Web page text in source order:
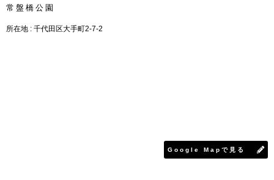
常盤橋公園
Google Mapで見る
所在地 : 千代田区大手町2-7-2